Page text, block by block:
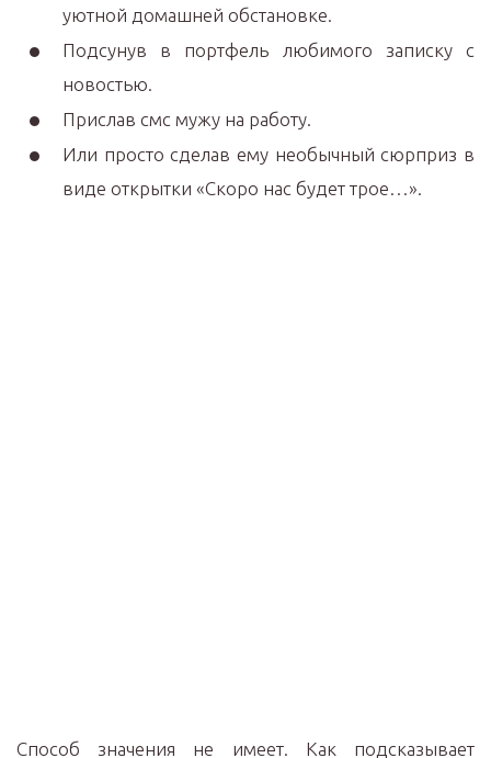
уютной домашней обстановке.
Подсунув в портфель любимого записку с
новостью.
Прислав смс мужу на работу.
Или просто сделав ему необычный сюрприз в
виде открытки «Скоро нас будет трое…».
Способ значения не имеет. Как подсказывает